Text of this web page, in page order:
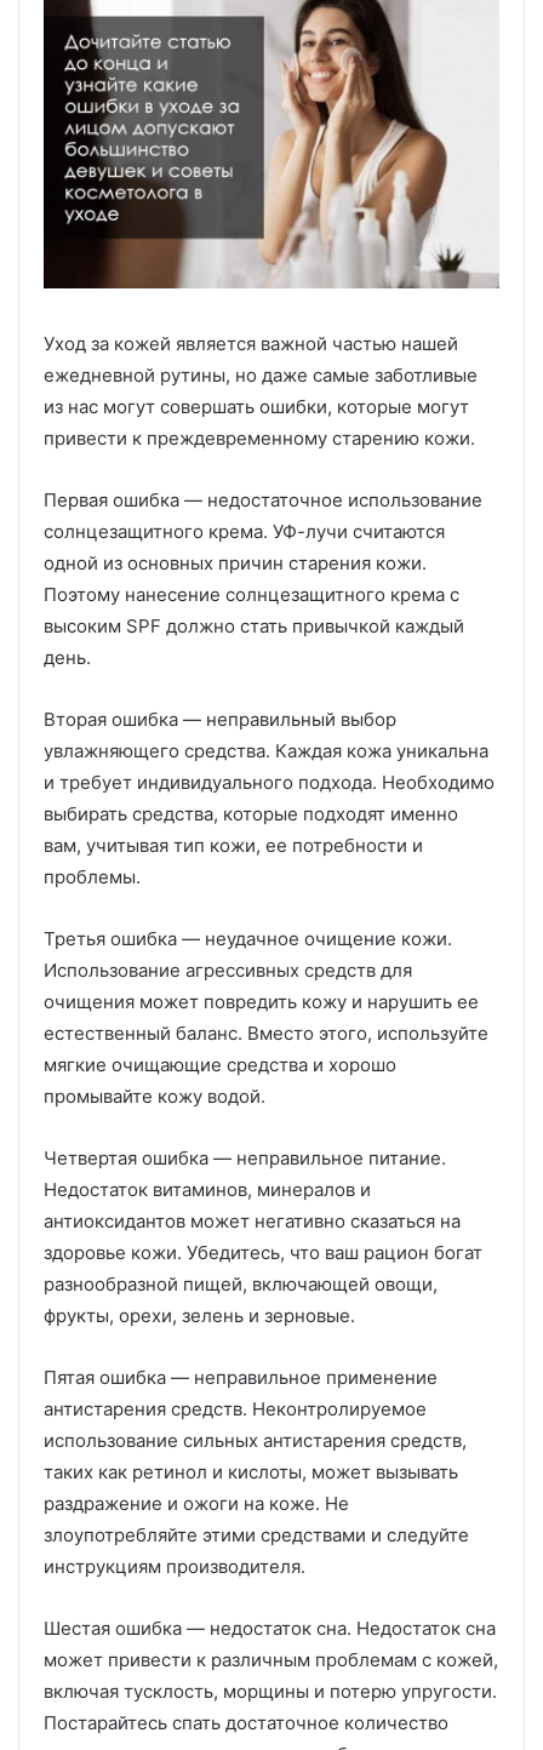
Уход за кожей является важной частью нашей
ежедневной рутины, но даже самые заботливые
из нас могут совершать ошибки, которые могут
привести к преждевременному старению кожи.
Первая ошибка — недостаточное использование
солнцезащитного крема. УФ-лучи считаются
одной из основных причин старения кожи.
Поэтому нанесение солнцезащитного крема с
высоким SPF должно стать привычкой каждый
день.
Вторая ошибка — неправильный выбор
увлажняющего средства. Каждая кожа уникальна
и требует индивидуального подхода. Необходимо
выбирать средства, которые подходят именно
вам, учитывая тип кожи, ее потребности и
проблемы.
Третья ошибка — неудачное очищение кожи.
Использование агрессивных средств для
очищения может повредить кожу и нарушить ее
естественный баланс. Вместо этого, используйте
мягкие очищающие средства и хорошо
промывайте кожу водой.
Четвертая ошибка — неправильное питание.
Недостаток витаминов, минералов и
антиоксидантов может негативно сказаться на
здоровье кожи. Убедитесь, что ваш рацион богат
разнообразной пищей, включающей овощи,
фрукты, орехи, зелень и зерновые.
Пятая ошибка — неправильное применение
антистарения средств. Неконтролируемое
использование сильных антистарения средств,
таких как ретинол и кислоты, может вызывать
раздражение и ожоги на коже. Не
злоупотребляйте этими средствами и следуйте
инструкциям производителя.
Шестая ошибка — недостаток сна. Недостаток сна
может привести к различным проблемам с кожей,
включая тусклость, морщины и потерю упругости.
Постарайтесь спать достаточное количество